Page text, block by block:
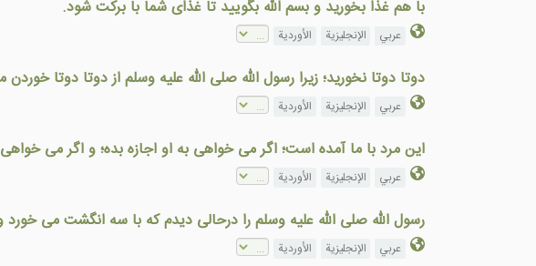
با هم غذا بخوريد و بسم الله بگوييد تا غذای شما با برکت شود.
عربي الإنجليزية الأوردية
دوتا دوتا نخوريد؛ زيرا رسول الله صلى الله عليه وسلم از دوتا دوتا
عربي الإنجليزية الأوردية
اين مرد با ما آمده است؛ اگر می خواهی به او اجازه بده؛ و اگر می خواهی
عربي الإنجليزية الأوردية
رسول الله صلی الله علیه وسلم را درحالی دیدم که با سه انگشت می
عربي الإنجليزية الأوردية